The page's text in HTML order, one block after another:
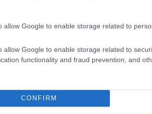
allow Google to enable storage related to
allow Google to enable storage related to
functionality and fraud prevention, and
CONFIRM
hogy a vasúti ágazat valóban el
és ez úgy hangzik,
szakember a CNN-nek.